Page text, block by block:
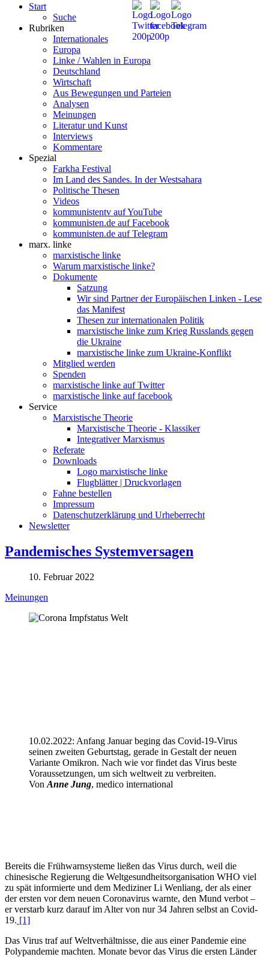
Start
Suche
Rubriken
Internationales
Europa
Linke / Wahlen in Europa
Deutschland
Wirtschaft
Aus Bewegungen und Parteien
Analysen
Meinungen
Literatur und Kunst
Interviews
Kommentare
Spezial
Farkha Festival
Im Land des Sandes. In der Westsahara
Politische Thesen
Videos
kommunistentv auf YouTube
kommunisten.de auf Facebook
kommunisten.de auf Telegram
marx. linke
marxistische linke
Warum marxistische linke?
Dokumente
Satzung
Wir sind Partner der Europäischen Linken - Lese
das Manifest
Thesen zur internationalen Politik
marxistische linke zum Krieg Russlands gegen
die Ukraine
marxistische linke zum Ukraine-Konflikt
Mitglied werden
Spenden
marxistische linke auf Twitter
marxistische linke auf facebook
Service
Marxistische Theorie
Marxistische Theorie - Klassiker
Integrativer Marxismus
Referate
Downloads
Logo marxistische linke
Flugblätter | Druckvorlagen
Fahne bestellen
Impressum
Datenschutzerklärung und Urheberrecht
Newsletter
Pandemisches Systemversagen
10. Februar 2022
Meinungen
10.02.2022: Anfang Januar beging das Covid-19-Virus
seinen zweiten Geburtstag, gerade in Gestalt der neuen
Variante Omikron. Nach wie vor findet das Virus beste
Voraussetzungen, um sich weltweit zu verbreiten.
Von Anne Jung, medico international
Bereits die Frühwarnsysteme ließen das Virus durch, weil die
chinesische Regierung die Weltgesundheitsorganisation WHO viel
zu spät informierte und dem Mediziner Li Wenliang, der als einer
der ersten vor dem neuen Coronavirus warnte, den Mund verbot –
er verstarb kurz darauf im Alter von nur 34 Jahren selbst an Covid-
19. [1]
Das Virus traf auf Weltverhältnisse, die aus einer Pandemie eine
Polypandemie machten. Monate bevor das Virus die ersten Länder